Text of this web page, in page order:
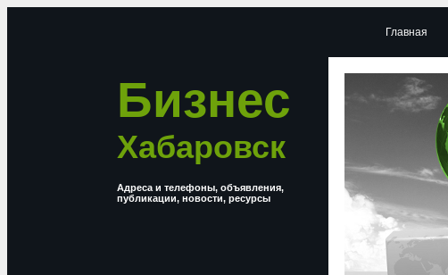
Бизнес
Хабаровск
Адреса и телефоны, объявления,
публикации, новости, ресурсы
Главная